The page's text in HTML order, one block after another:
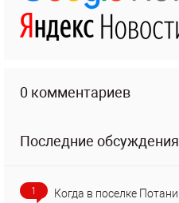
0 комментариев
Последние обсуждения
1 Когда в поселке